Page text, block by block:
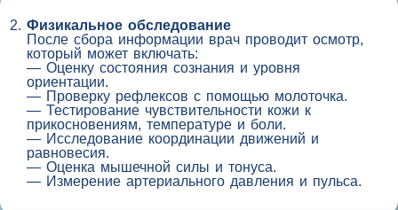
Физикальное обследование
После сбора информации врач проводит осмотр,
который может включать:
— Оценку состояния сознания и уровня
ориентации.
— Проверку рефлексов с помощью молоточка.
— Тестирование чувствительности кожи к
прикосновениям, температуре и боли.
— Исследование координации движений и
равновесия.
— Оценка мышечной силы и тонуса.
— Измерение артериального давления и пульса.